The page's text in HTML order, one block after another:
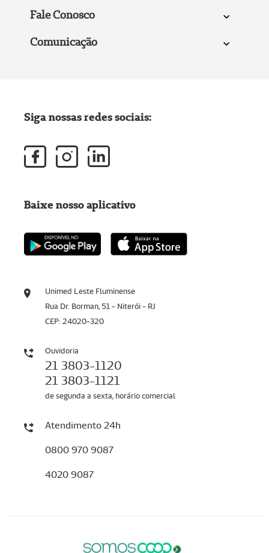
Fale Conosco
Comunicação
Unimed Leste Fluminense
Rua Dr. Borman, 51 - Niterói - RJ
CEP: 24020-320
Ouvidoria
21 3803-1120
21 3803-1121
de segunda a sexta, horário comercial
Atendimento 24h
0800 970 9087
4020 9087
Siga nossas redes sociais:
Baixe nosso aplicativo